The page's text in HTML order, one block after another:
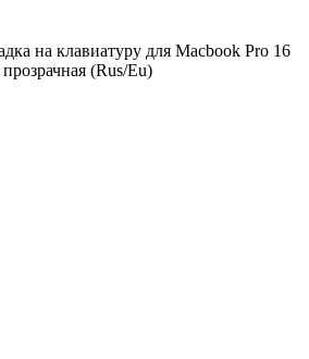
на клавиатуру для Macbook Pro 16
(Rus/Eu)